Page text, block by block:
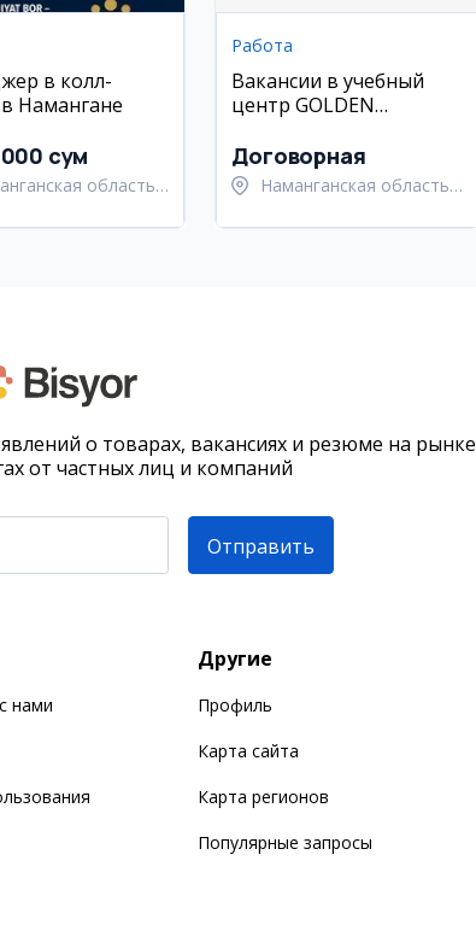
в колл-
Намангане
сум
область,
Работа
Вакансии в учебный
центр GOLDEN
Намангане
Договорная
Наманганская область,
о товарах, вакансиях и резюме на рынке
от частных лиц и компаний
Отправить
нами
Другие
Профиль
Карта сайта
Карта регионов
Популярные запросы